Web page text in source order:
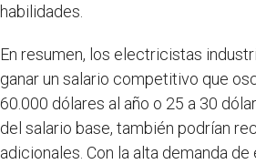
habilidades.
En resumen, los electricistas
ganar un salario competitivo que
60.000 dólares al año o 25 a 30
del salario base, también podrían
adicionales. Con la alta demanda